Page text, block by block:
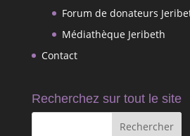
Forum de donateurs
Médiathèque Jeribeth
Contact
Recherchez sur tout le site